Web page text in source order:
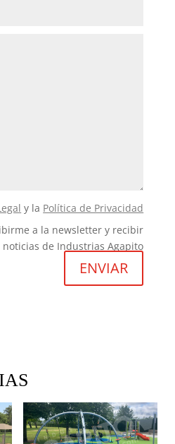
y la Política de Privacidad
a la newsletter y recibir
noticias de Industrias Agapito